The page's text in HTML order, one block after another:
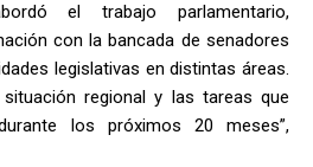
el trabajo parlamentario,
con la bancada de senadores
legislativas en distintas áreas.
regional y las tareas que
los próximos 20 meses”,